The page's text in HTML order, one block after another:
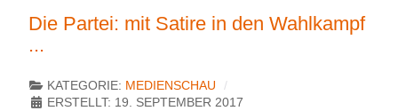
Die Partei: mit Satire in den Wahlkampf
...
KATEGORIE: MEDIENSCHAU
ERSTELLT: 19. SEPTEMBER 2017